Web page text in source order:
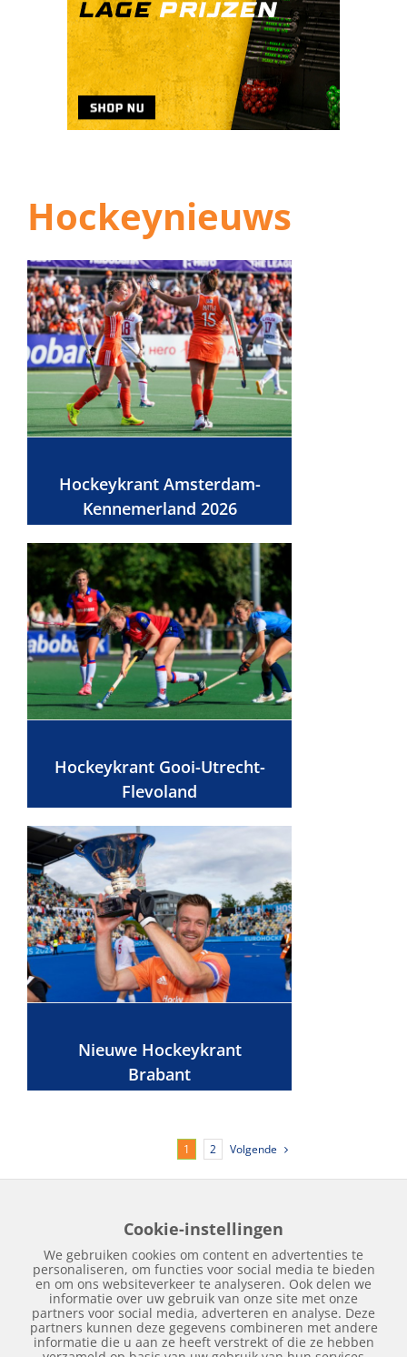
Hockeynieuws
Hockeykrant Amsterdam-
Kennemerland 2026
Hockeykrant Gooi-Utrecht-
Flevoland
Nieuwe Hockeykrant
Brabant
1 2 Volgende
Over Hockeykrant Adverteren
Nieuws
Archief
Cookie-instellingen
We gebruiken cookies om content en advertenties te
personaliseren, om functies voor social media te bieden
en om ons websiteverkeer te analyseren. Ook delen we
informatie over uw gebruik van onze site met onze
partners voor social media, adverteren en analyse. Deze
partners kunnen deze gegevens combineren met andere
informatie die u aan ze heeft verstrekt of die ze hebben